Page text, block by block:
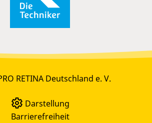
RETINA Deutschland e. V.
Darstellung
Barrierefreiheit